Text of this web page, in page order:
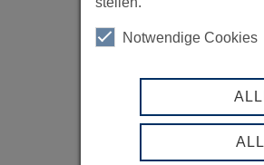
Notwendige Cookies